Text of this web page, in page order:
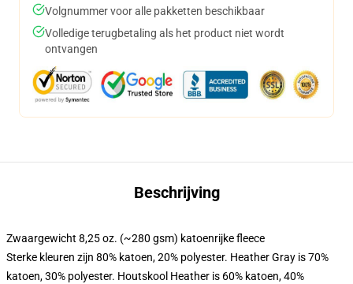
Volgnummer voor alle pakketten beschikbaar
Volledige terugbetaling als het product niet wordt
ontvangen
Beschrijving
Zwaargewicht 8,25 oz. (~280 gsm) katoenrijke fleece
Sterke kleuren zijn 80% katoen, 20% polyester. Heather Gray is 70%
katoen, 30% polyester. Houtskool Heather is 60% katoen, 40%